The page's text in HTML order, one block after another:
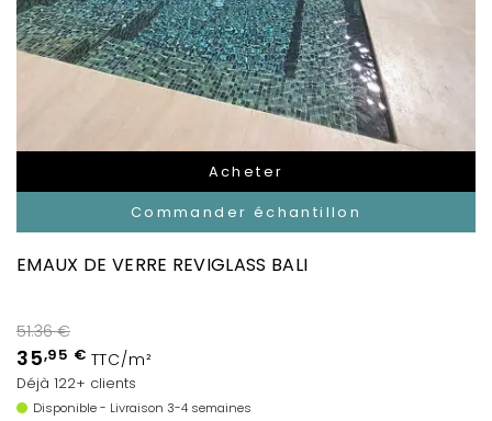
Acheter
Commander échantillon
EMAUX DE VERRE REVIGLASS BALI
51.36 €
35,95 € TTC/m²
Déjà 122+ clients
Disponible - Livraison 3-4 semaines